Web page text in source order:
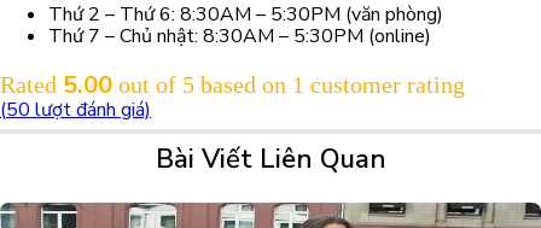
Thứ 2 – Thứ 6: 8:30AM – 5:30PM (văn phòng)
Thứ 7 – Chủ nhật: 8:30AM – 5:30PM (online)
Rated 5.00 out of 5 based on 1 customer rating
(50lượt đánh giá)
Bài Viết Liên Quan